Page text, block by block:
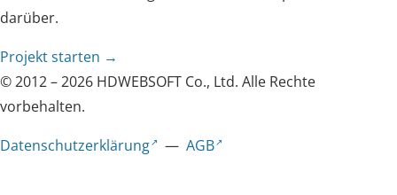
darüber.
Projekt starten →
© 2012 – 2026 HDWEBSOFT Co., Ltd. Alle Rechte
vorbehalten.
Datenschutzerklärung
— AGB